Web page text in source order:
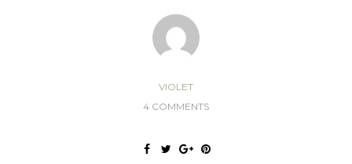
VIOLET
4 COMMENTS